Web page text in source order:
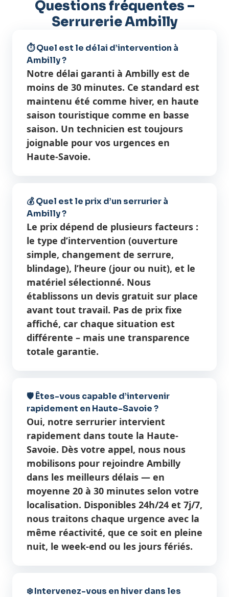
Questions fréquentes –
Serrurerie Ambilly
⏱️ Quel est le délai d’intervention à
Ambilly ?
Notre délai garanti à Ambilly est de
moins de 30 minutes. Ce standard est
maintenu été comme hiver, en haute
saison touristique comme en basse
saison. Un technicien est toujours
joignable pour vos urgences en
Haute-Savoie.
💰 Quel est le prix d’un serrurier à
Ambilly ?
Le prix dépend de plusieurs facteurs :
le type d’intervention (ouverture
simple, changement de serrure,
blindage), l’heure (jour ou nuit), et le
matériel sélectionné. Nous
établissons un devis gratuit sur place
avant tout travail. Pas de prix fixe
affiché, car chaque situation est
différente – mais une transparence
totale garantie.
🛡️ Êtes-vous capable d’intervenir
rapidement en Haute-Savoie ?
Oui, notre serrurier intervient
rapidement dans toute la Haute-
Savoie. Dès votre appel, nous nous
mobilisons pour rejoindre Ambilly
dans les meilleurs délais — en
moyenne 20 à 30 minutes selon votre
localisation. Disponibles 24h/24 et 7j/7,
nous traitons chaque urgence avec la
même réactivité, que ce soit en pleine
nuit, le week-end ou les jours fériés.
❄️ Intervenez-vous en hiver dans les